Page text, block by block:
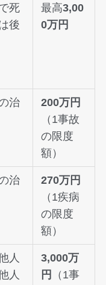
死
後
最高3,00
0万円
治
200万円
（1事故
の限度
額）
治
270万円
（1疾病
の限度
額）
人
人
3,000万
円
（1事